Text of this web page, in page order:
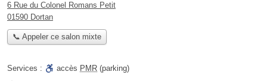
6 Rue du Colonel Romans Petit
01590 Dortan
📞 Appeler ce salon mixte
Services : accès PMR (parking)